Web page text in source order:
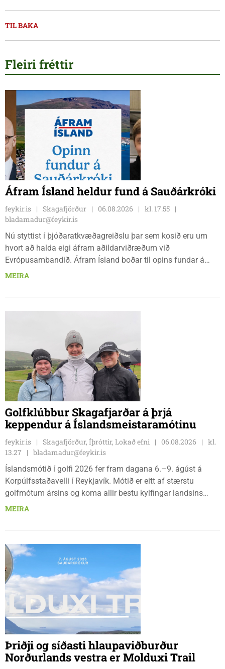
TIL BAKA
Fleiri fréttir
Áfram Ísland heldur fund á Sauðárkróki
feykir.is Skagafjörður 06.08.2026
kl. 17.55
bladamadur@feykir.is
Nú styttist í þjóðaratkvæðagreiðslu þar sem kosið eru um
hvort að halda eigi áfram aðildarviðræðum við
Evrópusambandið. Áfram Ísland boðar til opins fundar á
Frímúrarasalnum Borgarmýri 1 á Sauðarkróki, laugardaginn
nauðsynleg.
MEIRA
Golfklúbbur Skagafjarðar á þrjá
keppendur á Íslandsmeistaramótinu
feykir.is Skagafjörður, Íþróttir, Lokað efni 06.08.2026
kl.
13.27
bladamadur@feykir.is
Íslandsmótið í golfi 2026 fer fram dagana 6.–9. ágúst á
Korpúlfsstaðavelli í Reykjavík. Mótið er eitt af stærstu
golfmótum ársins og koma allir bestu kylfingar landsins
saman til að sýna hæfileika sína. Golfklúbbur Skagafjarðar
Dagbjörtu Sísí Einarsdóttur, sem er nýkrýndur klúbbmeistari
MEIRA
Þriðji og síðasti hlaupaviðburður
Norðurlands vestra er Molduxi Trail